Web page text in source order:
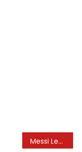
Messi Leadership 🥶